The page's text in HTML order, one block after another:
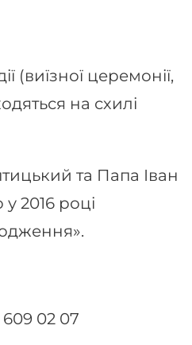
(виїзної церемонії,
на схилі
та Папа Іван
2016 році
02 07